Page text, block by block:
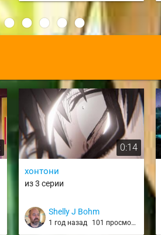
0:14
хонтони
из 3 серии
Shelly J Bohm
1 год назад 101 просмотр